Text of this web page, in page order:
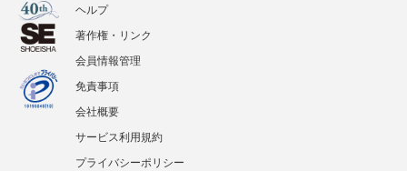
ヘルプ
著作権・リンク
会員情報管理
免責事項
会社概要
サービス利用規約
プライバシーポリシー